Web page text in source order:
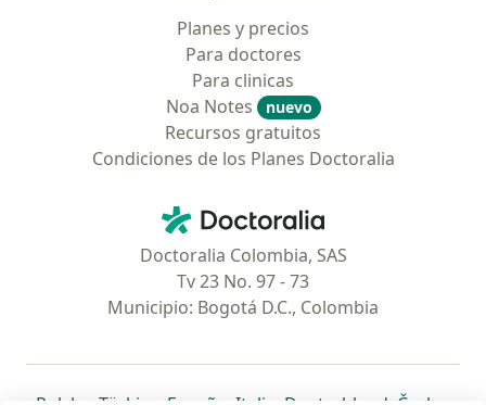
Planes y precios
Para doctores
Para clinicas
Noa Notes
nuevo
Recursos gratuitos
Condiciones de los Planes Doctoralia
Doctoralia - Página de inicio
Doctoralia Colombia, SAS
Tv 23 No. 97 - 73
Municipio: Bogotá D.C., Colombia